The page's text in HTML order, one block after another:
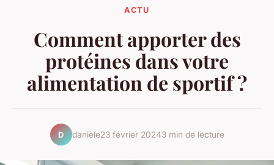
ACTU
Comment apporter des
protéines dans votre
alimentation de sportif ?
D danièle23 février 20243 min de lecture